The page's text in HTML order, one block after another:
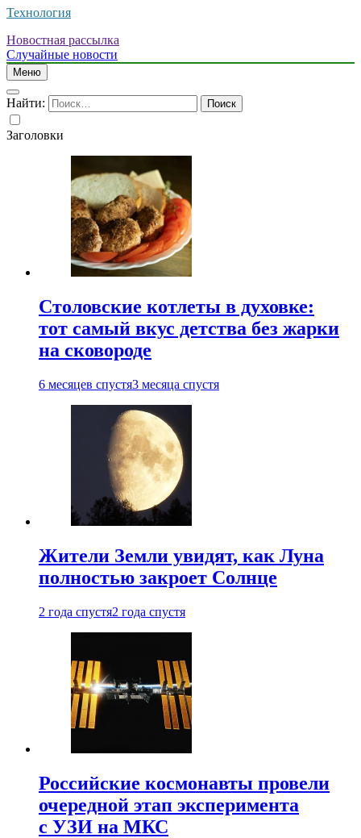
Технология
Новостная рассылка
Случайные новости
Меню
Найти:
Заголовки
Столовские котлеты в духовке:
тот самый вкус детства без жарки
на сковороде
6 месяцев спустя3 месяца спустя
Жители Земли увидят, как Луна
полностью закроет Солнце
2 года спустя2 года спустя
Российские космонавты провели
очередной этап эксперимента
с УЗИ на МКС